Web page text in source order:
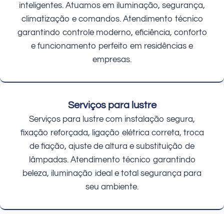
inteligentes. Atuamos em iluminação, segurança,
climatização e comandos. Atendimento técnico
garantindo controle moderno, eficiência, conforto
e funcionamento perfeito em residências e
empresas.
Serviços para lustre
Serviços para lustre com instalação segura,
fixação reforçada, ligação elétrica correta, troca
de fiação, ajuste de altura e substituição de
lâmpadas. Atendimento técnico garantindo
beleza, iluminação ideal e total segurança para
seu ambiente.